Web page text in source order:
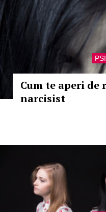
Cum te aperi
narcisist